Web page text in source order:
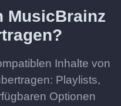
MusicBrainz
Inhalte von
Playlists,
Optionen